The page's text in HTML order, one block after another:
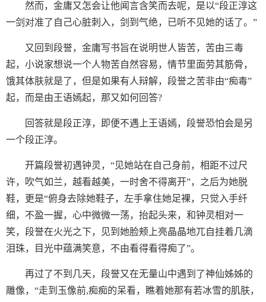
然而，金庸又怎会让他闻言含笑而去呢，是以“段正淳这
一剑对准了自己心脏刺入，剑到气绝，已听不见她的话了。”
又回到段誉，金庸写书旨在说明世人皆苦，苦由三毒
起，小说家想说一个人物苦自然容易，情节里面劳其筋骨，
饿其体肤就是了，但是如果有人辩解，段誉之苦非由“痴毒”
起，而是由王语嫣起，那又如何回答?
回答就是段正淳，即便不遇上王语嫣，段誉恐怕会是另
一个段正淳。
开篇段誉初遇钟灵，“见她站在自己身前，相距不过尺
许，吹气如兰，越看越美，一时舍不得离开”，之后为她脱
鞋，更是“俯身去除她鞋子，左手拿住她足裸，只觉入手纤
细，不盈一握，心中微微一荡，抬起头来，和钟灵相对一
笑，段誉在火光之下，见到她脸颊上亮晶晶地兀自挂着几滴
泪珠，目光中蕴满笑意，不由看得看得痴了”。
再过了不到几天，段誉又在无量山中遇到了神仙姊姊的
雕像，“走到玉像前,痴痴的呆看，瞧着她那有若冰雪的肌肤，